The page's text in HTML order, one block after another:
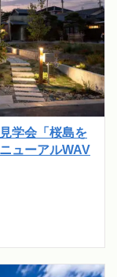
学会「桜島を
ューアルWAV